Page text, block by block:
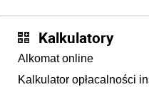
Kalkulatory
Alkomat online
Kalkulator opłacalności